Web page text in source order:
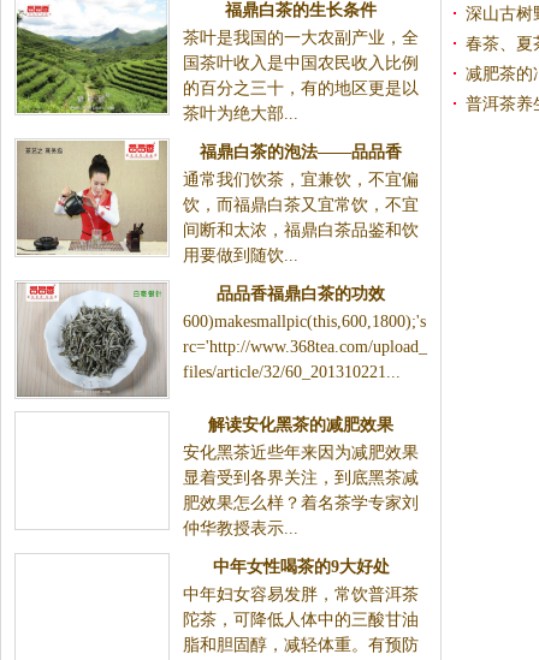
福鼎白茶的生长条件
茶叶是我国的一大农副产业，全
国茶叶收入是中国农民收入比例
的百分之三十，有的地区更是以
茶叶为绝大部...
福鼎白茶的泡法——品品香
通常我们饮茶，宜兼饮，不宜偏
饮，而福鼎白茶又宜常饮，不宜
间断和太浓，福鼎白茶品鉴和饮
用要做到随饮...
品品香福鼎白茶的功效
600)makesmallpic(this,600,1800);'s
rc='http://www.368tea.com/upload_
files/article/32/60_201310221...
解读安化黑茶的减肥效果
安化黑茶近些年来因为减肥效果
显着受到各界关注，到底黑茶减
肥效果怎么样？着名茶学专家刘
仲华教授表示...
中年女性喝茶的9大好处
中年妇女容易发胖，常饮普洱茶
陀茶，可降低人体中的三酸甘油
脂和胆固醇，减轻体重。有预防
深山古树
春茶、夏
减肥茶的
普洱茶养